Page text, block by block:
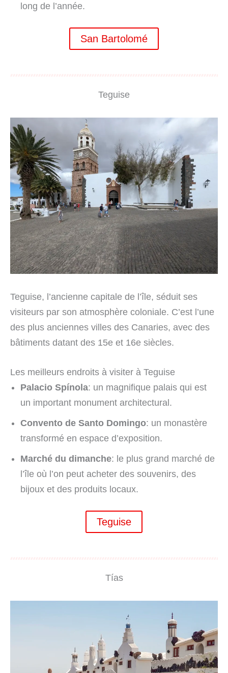
long de l’année.
San Bartolomé
Teguise
Teguise, l’ancienne capitale de l’île, séduit ses
visiteurs par son atmosphère coloniale. C’est l’une
des plus anciennes villes des Canaries, avec des
bâtiments datant des 15e et 16e siècles.
Les meilleurs endroits à visiter à Teguise
Palacio Spínola: un magnifique palais qui est
un important monument architectural.
Convento de Santo Domingo: un monastère
transformé en espace d’exposition.
Marché du dimanche: le plus grand marché de
l’île où l’on peut acheter des souvenirs, des
bijoux et des produits locaux.
Teguise
Tías